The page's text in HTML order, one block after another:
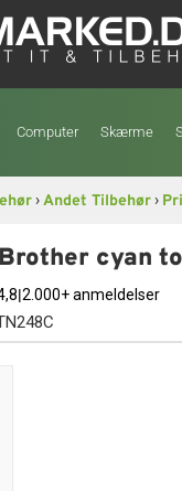
Computer Skærme
›Andet Tilbehør›
cyan
|2.000+ anmeldelser